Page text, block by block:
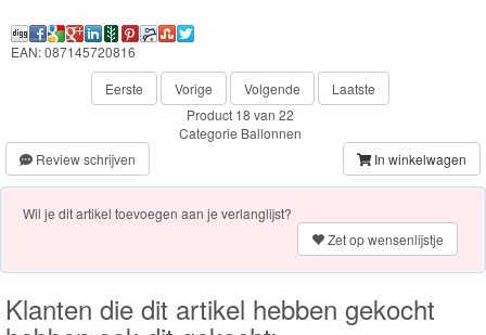
Sam
Magische
Eenhoorn
Mickey
&
Minnie
Puzzels
Avengers
EAN: 087145720816
Eerste
Vorige Volgende
Laatste
Product 18 van 22
Categorie Ballonnen
Review schrijven
In winkelwagen
Wil je dit artikel toevoegen aan je verlanglijst?
Zet op wensenlijstje
Klanten die dit artikel hebben gekocht